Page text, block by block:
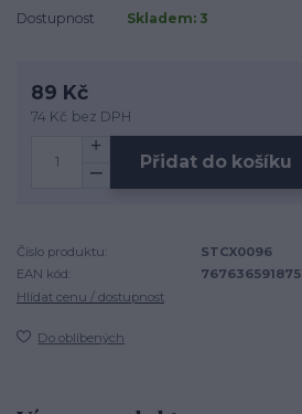
Dostupnost Skladem: 3
89 Kč
74 Kč bez DPH
Přidat do košíku
Číslo produktu:
STCX0096
EAN kód:
767636591875
Hlídat cenu / dostupnost
Do oblíbených